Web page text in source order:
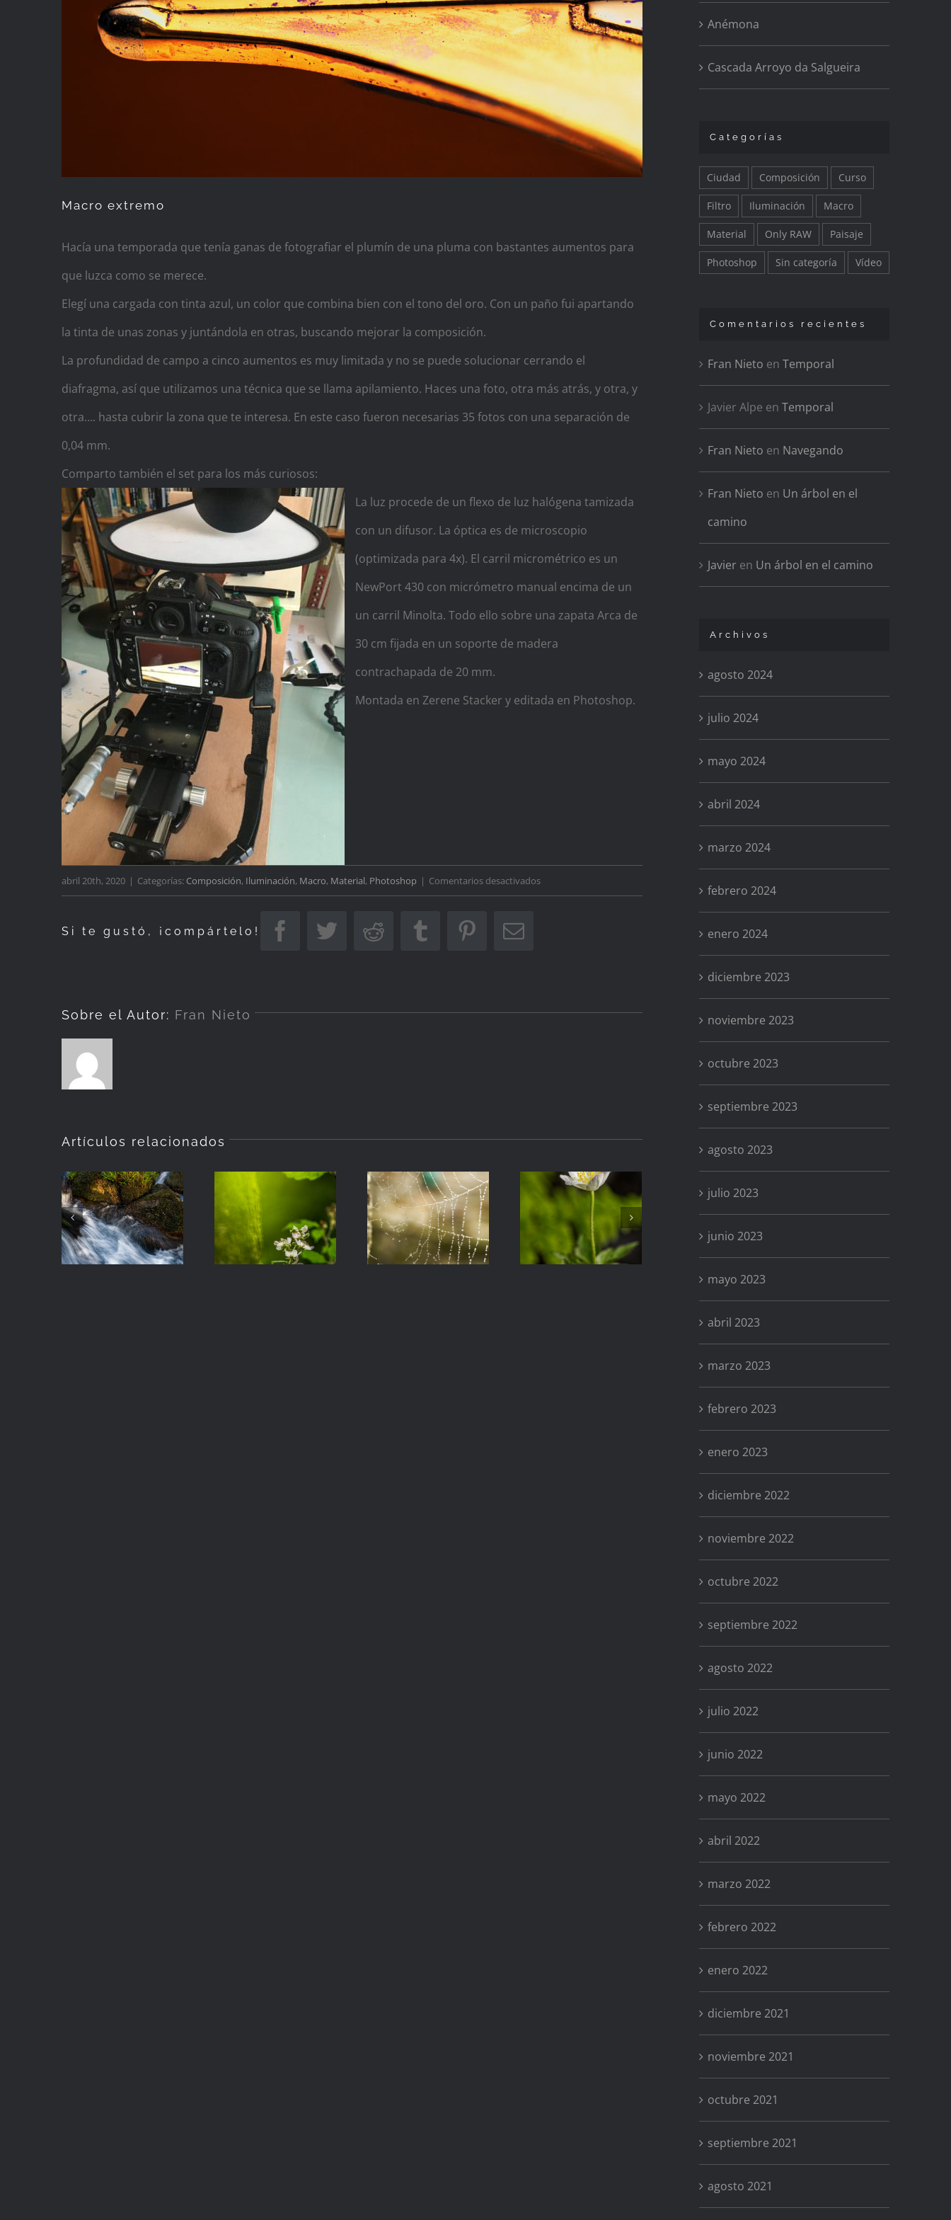
Macro extremo
Hacía una temporada que tenía ganas de fotografiar el plumín de una pluma con bastantes aumentos para
que luzca como se merece.
Elegí una cargada con tinta azul, un color que combina bien con el tono del oro. Con un paño fui apartando
la tinta de unas zonas y juntándola en otras, buscando mejorar la composición.
La profundidad de campo a cinco aumentos es muy limitada y no se puede solucionar cerrando el
diafragma, así que utilizamos una técnica que se llama apilamiento. Haces una foto, otra más atrás, y otra, y
otra…. hasta cubrir la zona que te interesa. En este caso fueron necesarias 35 fotos con una separación de
0,04 mm.
Comparto también el set para los más curiosos:
La luz procede de un flexo de luz halógena tamizada
con un difusor. La óptica es de microscopio
(optimizada para 4x). El carril micrométrico es un
NewPort 430 con micrómetro manual encima de un
un carril Minolta. Todo ello sobre una zapata Arca de
30 cm fijada en un soporte de madera
contrachapada de 20 mm.
Montada en Zerene Stacker y editada en Photoshop.
abril 20th, 2020 | Categorías: Composición, Iluminación, Macro, Material, Photoshop | Comentarios desactivadosen
Si te gustó, ¡compártelo! FacebookTwitterRedditTumblrPinterestCorreo
Sobre el Autor: Fran Nieto
Artículos relacionados
Hierba
Zarzamora
Adornos Anémona
Anémona
Cascada Arroyo da Salgueira
Categorías
Ciudad Composición Curso
Filtro Iluminación Macro
Material Only RAW Paisaje
Photoshop Sin categoría Vídeo
Comentarios recientes
Fran Nieto en Temporal
Javier Alpe en Temporal
Fran Nieto en Navegando
Fran Nieto en Un árbol en el
camino
Javieren Un árbol en el camino
Archivos
agosto 2024
julio 2024
mayo 2024
abril 2024
marzo 2024
febrero 2024
enero 2024
diciembre 2023
noviembre 2023
octubre 2023
septiembre 2023
agosto 2023
julio 2023
junio 2023
mayo 2023
abril 2023
marzo 2023
febrero 2023
enero 2023
diciembre 2022
noviembre 2022
octubre 2022
septiembre 2022
agosto 2022
julio 2022
junio 2022
mayo 2022
abril 2022
marzo 2022
febrero 2022
enero 2022
diciembre 2021
noviembre 2021
octubre 2021
septiembre 2021
agosto 2021